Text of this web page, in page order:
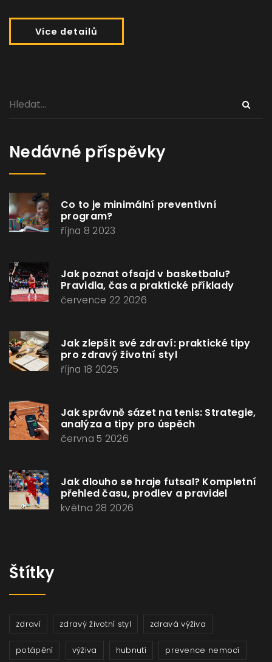
Více detailů
Nedávné příspěvky
Co to je minimální preventivní
program?
října 8 2023
Jak poznat ofsajd v basketbalu?
Pravidla, čas a praktické příklady
července 22 2026
Jak zlepšit své zdraví: praktické tipy
pro zdravý životní styl
října 18 2025
Jak správně sázet na tenis: Strategie,
analýza a tipy pro úspěch
června 5 2026
Jak dlouho se hraje futsal? Kompletní
přehled času, prodlev a pravidel
května 28 2026
Štítky
zdraví zdravý životní styl zdravá výživa
potápění výživa hubnutí prevence nemocí